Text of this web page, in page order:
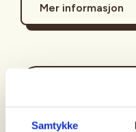
Samtykke
Mer informasjon
Steinkjer